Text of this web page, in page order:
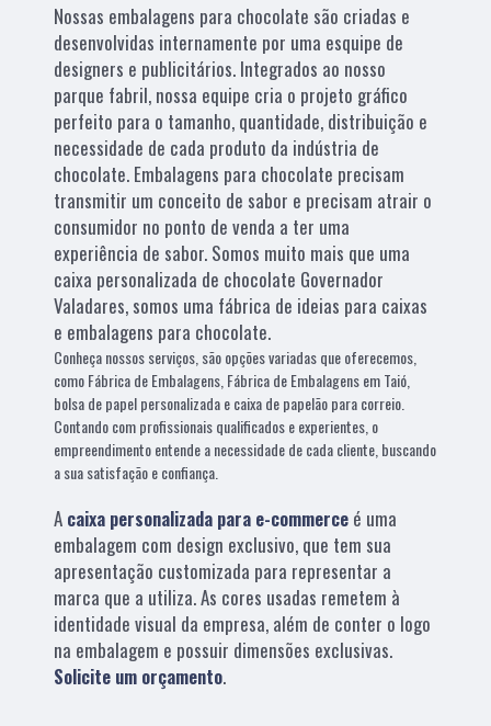
Nossas embalagens para chocolate são criadas e
desenvolvidas internamente por uma esquipe de
designers e publicitários. Integrados ao nosso
parque fabril, nossa equipe cria o projeto gráfico
perfeito para o tamanho, quantidade, distribuição e
necessidade de cada produto da indústria de
chocolate. Embalagens para chocolate precisam
transmitir um conceito de sabor e precisam atrair o
consumidor no ponto de venda a ter uma
experiência de sabor. Somos muito mais que uma
caixa personalizada de chocolate Governador
Valadares, somos uma fábrica de ideias para caixas
e embalagens para chocolate.
Conheça nossos serviços, são opções variadas que oferecemos,
como Fábrica de Embalagens, Fábrica de Embalagens em Taió,
bolsa de papel personalizada e caixa de papelão para correio.
Contando com profissionais qualificados e experientes, o
empreendimento entende a necessidade de cada cliente, buscando
a sua satisfação e confiança.
A caixa personalizada para e-commerce é uma
embalagem com design exclusivo, que tem sua
apresentação customizada para representar a
marca que a utiliza. As cores usadas remetem à
identidade visual da empresa, além de conter o logo
na embalagem e possuir dimensões exclusivas.
Solicite um orçamento.